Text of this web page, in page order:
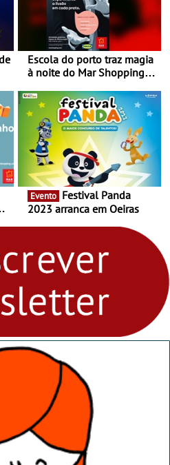
Escola do porto traz magia
à noite do Mar Shopping
29 de abril, às 21h00
Evento
2023 arranca em Oeiras